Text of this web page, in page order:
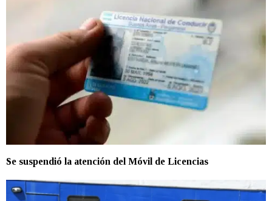
Se suspendió la atención del Móvil de Licencias